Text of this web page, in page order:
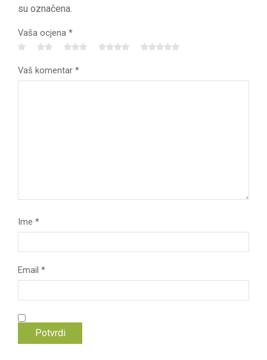
su označena.
Vaša ocjena *
Vaš komentar *
Ime *
Email *